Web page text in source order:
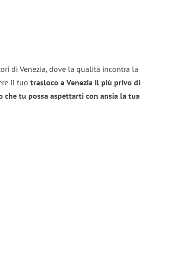
di Venezia, dove la qualità incontra la
il tuo trasloco a Venezia il più privo di
che tu possa aspettarti con ansia la tua